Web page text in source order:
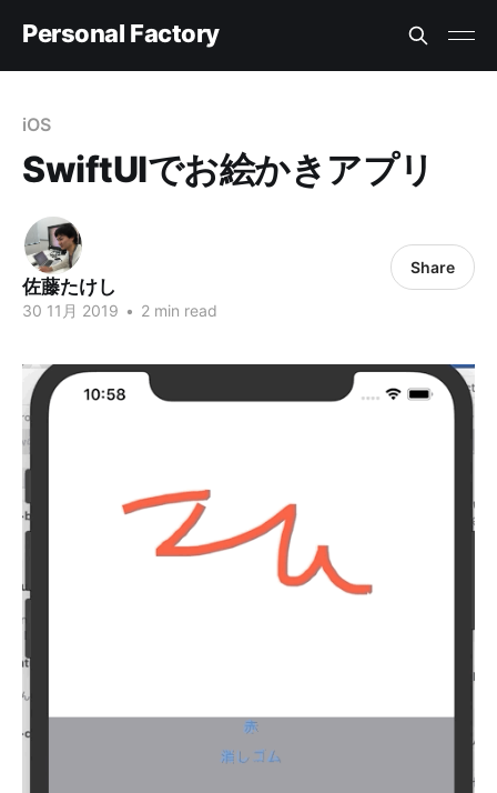
Personal Factory
iOS
SwiftUIでお絵かきアプリ
佐藤たけし
30 11月 2019 • 2 min read
Share